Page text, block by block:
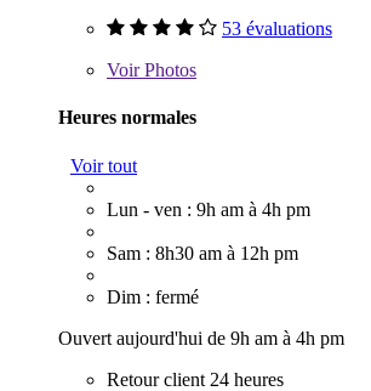
53 évaluations
VoirPhotos
Heures normales
Voir tout
Lun - ven : 9h am à 4h pm
Sam : 8h30 am à 12h pm
Dim : fermé
Ouvert aujourd'hui de 9h am à 4h pm
Retour client 24 heures